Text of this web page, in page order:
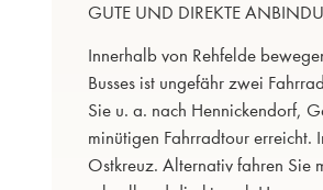
GUTE UND DIREKTE
Innerhalb von Rehfelde
Busses ist ungefähr zwei
Sie u. a. nach Hennickendorf,
minütigen Fahrradtour
Ostkreuz. Alternativ fahren Sie